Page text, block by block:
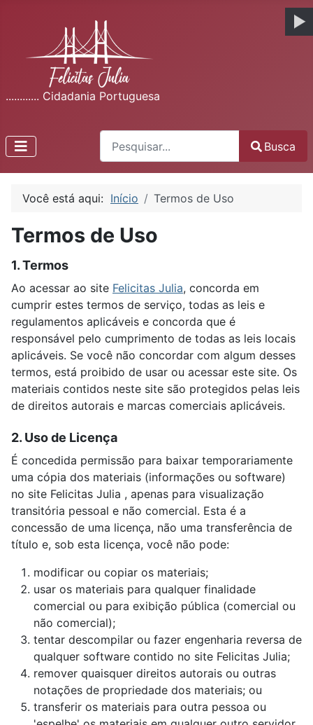
............ Cidadania Portuguesa
Type 2 or more characters for results.
Busca
Você está aqui: Início Termos de Uso
Termos de Uso
1. Termos
Ao acessar ao site Felicitas Julia, concorda em
cumprir estes termos de serviço, todas as leis e
regulamentos aplicáveis ​​e concorda que é
responsável pelo cumprimento de todas as leis locais
aplicáveis. Se você não concordar com algum desses
termos, está proibido de usar ou acessar este site. Os
materiais contidos neste site são protegidos pelas leis
de direitos autorais e marcas comerciais aplicáveis.
2. Uso de Licença
É concedida permissão para baixar temporariamente
uma cópia dos materiais (informações ou software)
no site Felicitas Julia , apenas para visualização
transitória pessoal e não comercial. Esta é a
concessão de uma licença, não uma transferência de
título e, sob esta licença, você não pode:
modificar ou copiar os materiais;
usar os materiais para qualquer finalidade
comercial ou para exibição pública (comercial ou
não comercial);
tentar descompilar ou fazer engenharia reversa de
qualquer software contido no site Felicitas Julia;
remover quaisquer direitos autorais ou outras
notações de propriedade dos materiais; ou
transferir os materiais para outra pessoa ou